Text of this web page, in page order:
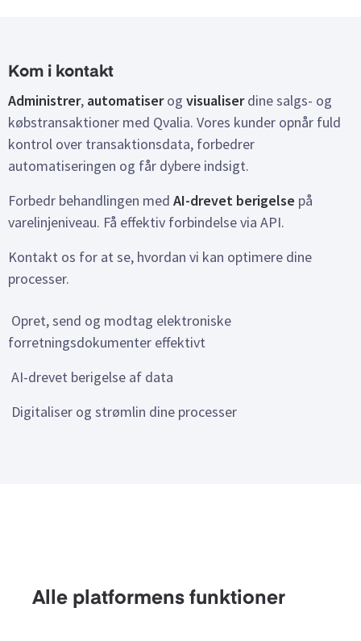
Kom i kontakt
Administrer, automatiserog visualiserdine salgs- og
købstransaktioner med Qvalia. Vores kunder opnår fuld
kontrol over transaktionsdata, forbedrer
automatiseringen og får dybere indsigt.
Forbedr behandlingen med AI-drevet berigelse på
varelinjeniveau. Få effektiv forbindelse via API.
Kontakt os for at se, hvordan vi kan optimere dine
processer.
Opret, send og modtag elektroniske
forretningsdokumenter effektivt
AI-drevet berigelse af data
Digitaliser og strømlin dine processer
Alle platformens funktioner